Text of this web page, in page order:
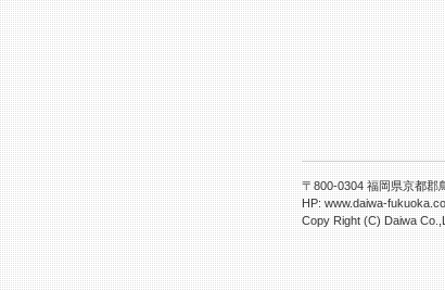
〒800-0304 福岡県京都
HP: www.daiwa-
Copy Right (C) Daiwa